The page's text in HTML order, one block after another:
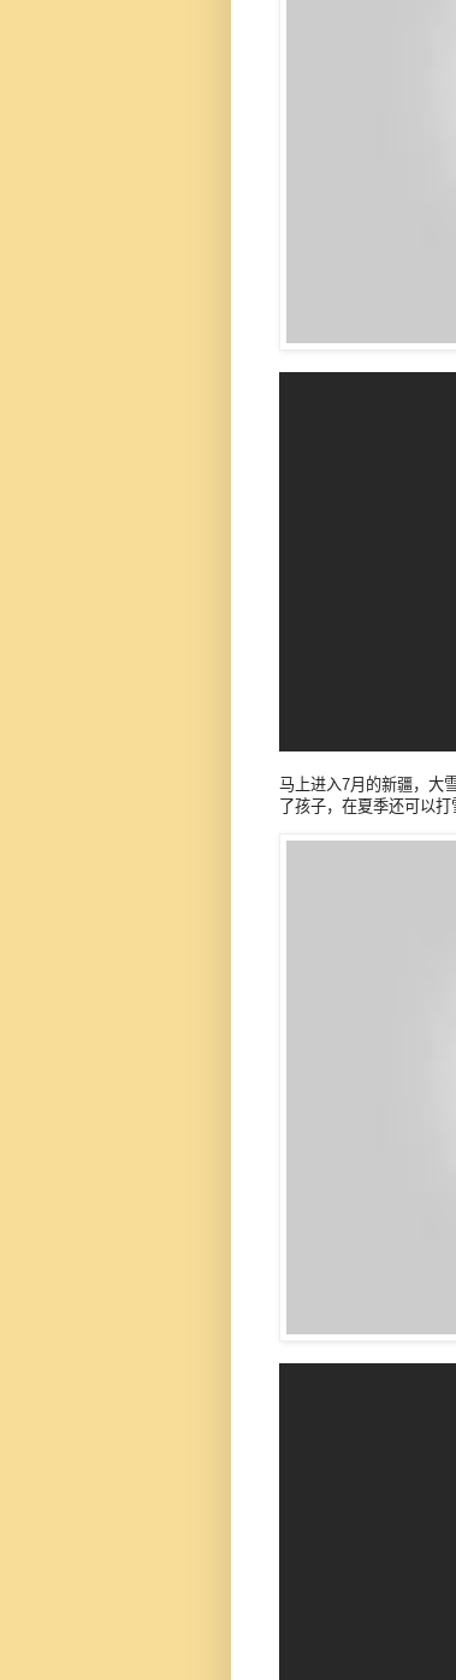
马上进入7月的新疆，大
了孩子，在夏季还可以打